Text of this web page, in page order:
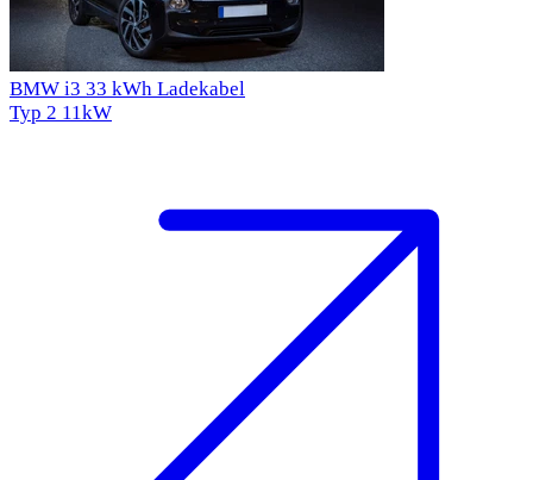
BMW i3 33 kWh Ladekabel
Typ 2 11kW